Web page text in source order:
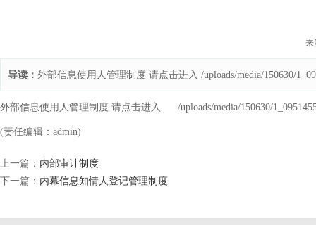
来
导读： 外部信息使用人管理制度 请点击进入 /uploads/media/150630/
外部信息使用人管理制度 请点击进入 /uploads/media/150630/
(责任编辑：admin)
上一篇： 内部审计制度
下一篇： 内幕信息知情人登记管理制度